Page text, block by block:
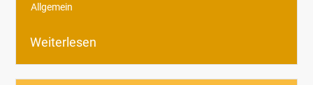
Allgemein
Weiterlesen